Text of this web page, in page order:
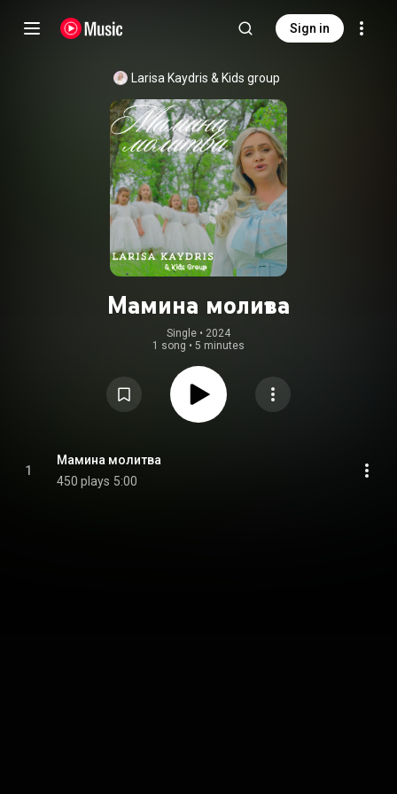
Sign in
Larisa Kaydris & Kids group
Мамина молитва
Single • 2024
1 song • 5 minutes
1
Мамина молитва
450 plays 5:00